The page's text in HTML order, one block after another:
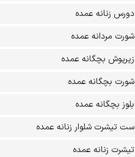
ویسکوز بدون کش
دورس زنانه عمده
شورت مردانه عمده
زیرپوش بچگانه عمده
شورت بچگانه عمده
بلوز بچگانه عمده
ست تیشرت شلوار زنانه عمده
تیشرت زنانه عمده